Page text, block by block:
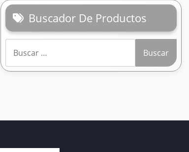
Buscador De Productos